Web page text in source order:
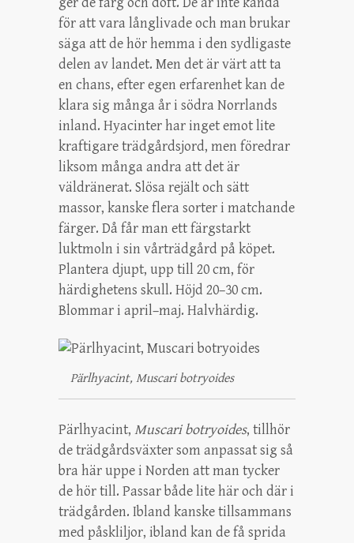
för att vara långlivade och man brukar
säga att de hör hemma i den sydligaste
delen av landet. Men det är värt att ta
en chans, efter egen erfarenhet kan de
klara sig många år i södra Norrlands
inland. Hyacinter har inget emot lite
kraftigare trädgårdsjord, men föredrar
liksom många andra att det är
väldränerat. Slösa rejält och sätt
massor, kanske flera sorter i matchande
färger. Då får man ett färgstarkt
luktmoln i sin vårträdgård på köpet.
Plantera djupt, upp till 20 cm, för
härdighetens skull. Höjd 20–30 cm.
Blommar i april–maj. Halvhärdig.
Pärlhyacint, Muscari botryoides
Pärlhyacint, Muscari botryoides, tillhör
de trädgårdsväxter som anpassat sig så
bra här uppe i Norden att man tycker
de hör till. Passar både lite här och där i
trädgården. Ibland kanske tillsammans
med påskliljor, ibland kan de få sprida